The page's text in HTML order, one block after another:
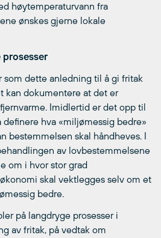
høytemperaturvann fra
ønskes gjerne lokale
prosesser
som dette anledning til å gi fritak
kan dokumentere at det er
Imidlertid er det opp til
hva «miljømessig bedre»
bestemmelsen skal håndheves. I
av lovbestemmelsene
om i hvor stor grad
skal vektlegges selv om et
bedre.
på langdryge prosesser i
av fritak, på vedtak om